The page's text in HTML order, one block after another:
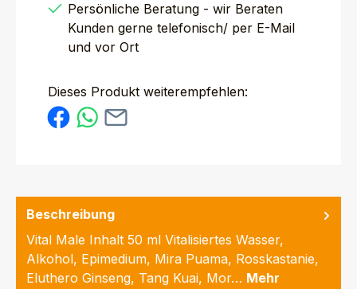
Persönliche Beratung - wir Beraten
Kunden gerne telefonisch/ per E-Mail
und vor Ort
Dieses Produkt weiterempfehlen:
Beschreibung
Vital Male Inhalt 50 ml Vitalisiertes Wasser,
Alkohol, Epimedium, Mira Puama, Rosskastanie,
Eluthero Ginseng, Tang Kuai, Mor… Mehr